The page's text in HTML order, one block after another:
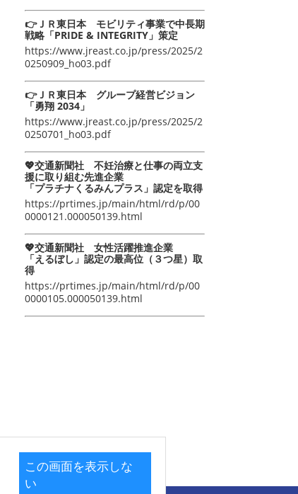
この画面を表示しな
い
👉ＪＲ東日本 モビリティ事業で中長期
戦略「PRIDE & INTEGRITY」策定
https://www.jreast.co.jp/press/2025/2
0250909_ho03.pdf
👉ＪＲ東日本 グループ経営ビジョン
「勇翔 2034」
https://www.jreast.co.jp/press/2025/2
0250701_ho03.pdf
💖交通新聞社 不妊治療と仕事の両立支
援に取り組む先進企業
「プラチナくるみんプラス」認定を取得
https://prtimes.jp/main/html/rd/p/00
0000121.000050139.html
💖交通新聞社 女性活躍推進企業
「えるぼし」認定の最高位（３つ星）取
得
https://prtimes.jp/main/html/rd/p/00
0000105.000050139.html